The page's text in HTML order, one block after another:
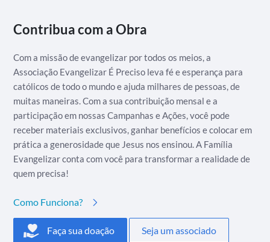
Contribua com a Obra
Com a missão de evangelizar por todos os meios, a
Associação Evangelizar É Preciso leva fé e esperança para
católicos de todo o mundo e ajuda milhares de pessoas, de
muitas maneiras. Com a sua contribuição mensal e a
participação em nossas Campanhas e Ações, você pode
receber materiais exclusivos, ganhar benefícios e colocar em
prática a generosidade que Jesus nos ensinou. A Família
Evangelizar conta com você para transformar a realidade de
quem precisa!
Como Funciona?
Faça sua doação Seja um associado